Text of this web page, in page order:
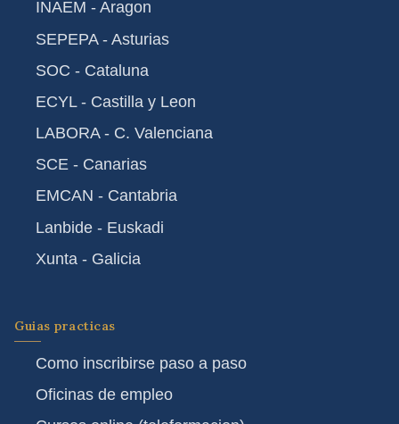
INAEM - Aragon
SEPEPA - Asturias
SOC - Cataluna
ECYL - Castilla y Leon
LABORA - C. Valenciana
SCE - Canarias
EMCAN - Cantabria
Lanbide - Euskadi
Xunta - Galicia
Guias practicas
Como inscribirse paso a paso
Oficinas de empleo